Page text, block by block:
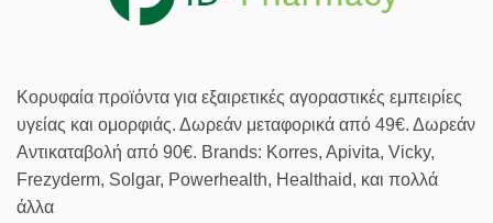
Κορυφαία προϊόντα για εξαιρετικές αγοραστικές εμπειρίες
υγείας και ομορφιάς. Δωρεάν μεταφορικά από 49€. Δωρεάν
Αντικαταβολή από 90€. Brands: Korres, Apivita, Vicky,
Frezyderm, Solgar, Powerhealth, Healthaid, και πολλά
άλλα